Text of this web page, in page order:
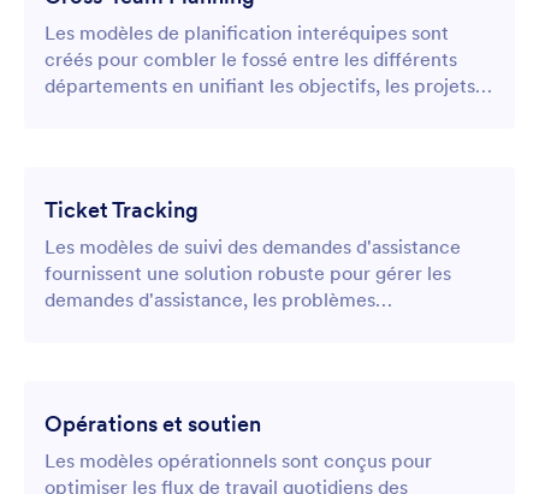
Les modèles de planification interéquipes sont
créés pour combler le fossé entre les différents
départements en unifiant les objectifs, les projets
Ticket Tracking
Les modèles de suivi des demandes d'assistance
fournissent une solution robuste pour gérer les
demandes d'assistance, les problèmes
Opérations et soutien
Les modèles opérationnels sont conçus pour
optimiser les flux de travail quotidiens des